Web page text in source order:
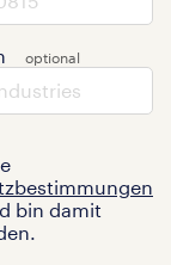
bin damit